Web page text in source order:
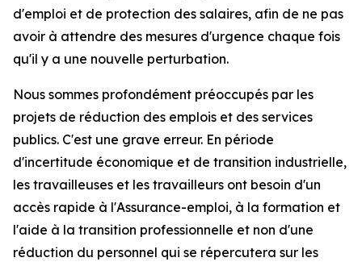
d'emploi et de protection des salaires, afin de ne pas
avoir à attendre des mesures d'urgence chaque fois
qu'il y a une nouvelle perturbation.
Nous sommes profondément préoccupés par les
projets de réduction des emplois et des services
publics. C'est une grave erreur. En période
d'incertitude économique et de transition industrielle,
les travailleuses et les travailleurs ont besoin d'un
accès rapide à l'Assurance-emploi, à la formation et
l'aide à la transition professionnelle et non d'une
réduction du personnel qui se répercutera sur les